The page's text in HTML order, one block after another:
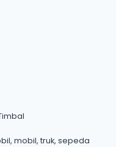
mobil, truk, sepeda